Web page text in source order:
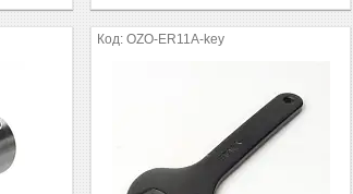
OZO-ER11A-key